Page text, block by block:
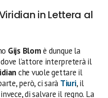
in Lettera al
Gijs Blomè dunque la
l’attore interpreterà il
che vuole gettare il
però, ci sarà Tiuri, il
di salvare il regno. La